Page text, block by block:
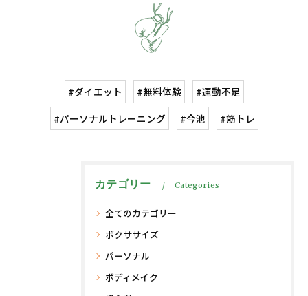
#ダイエット #無料体験
#運動不足
#パーソナルトレーニング
#今池 #筋トレ
カテゴリー Categories
全てのカテゴリー
ボクササイズ
パーソナル
ボディメイク